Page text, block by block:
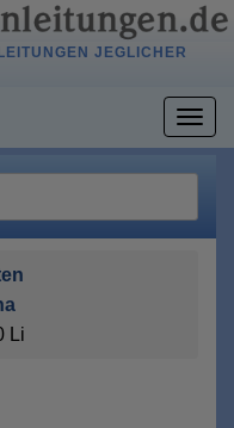
JEGLICHER
Li